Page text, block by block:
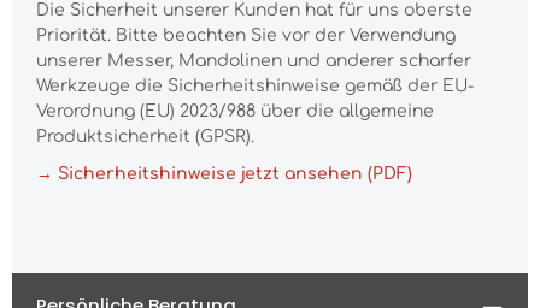
Die Sicherheit unserer Kunden hat für uns oberste
Priorität. Bitte beachten Sie vor der Verwendung
unserer Messer, Mandolinen und anderer scharfer
Werkzeuge die Sicherheitshinweise gemäß der EU-
Verordnung (EU) 2023/988 über die allgemeine
Produktsicherheit (GPSR).
→ Sicherheitshinweise jetzt ansehen (PDF)